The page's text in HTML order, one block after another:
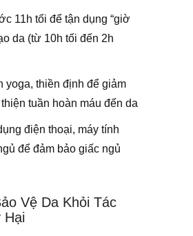
11h tối để tận dụng “giờ
da (từ 10h tối đến 2h
yoga, thiền định để giảm
tuần hoàn máu đến da
điện thoại, máy tính
để đảm bảo giấc ngủ
Vệ Da Khỏi Tác
Hại